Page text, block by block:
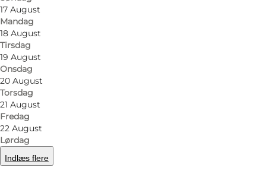
17 August
Mandag
18 August
Tirsdag
19 August
Onsdag
20 August
Torsdag
21 August
Fredag
22 August
Lørdag
Indlæs flere
Foto: Milling Group